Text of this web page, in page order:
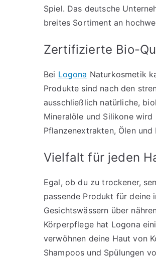
Spiel. Das deutsche
breites Sortiment an
Zertifizierte Bio-
Bei Logona Naturkosmetik
Produkte sind nach den
ausschließlich natürliche,
Mineralöle und Silikone
Pflanzenextrakten, Ölen
Vielfalt für jeden
Egal, ob du zu trockener,
passende Produkt für deine
Gesichtswässern über
Körperpflege hat Logona
verwöhnen deine Haut von
Shampoos und Spülungen